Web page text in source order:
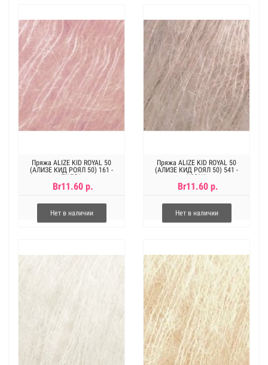
Пряжа ALIZE KID ROYAL 50
(АЛИЗЕ КИД РОЯЛ 50) 161 -
ПУДРА
Br11.60 р.
Нет в наличии
Пряжа ALIZE KID ROYAL 50
(АЛИЗЕ КИД РОЯЛ 50) 541 -
НОРКА
Br11.60 р.
Нет в наличии